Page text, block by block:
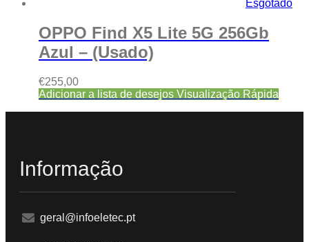
Esgotado
OPPO Find X5 Lite 5G 256Gb
Azul – (Usado)
€255,00
Adicionar a lista de desejos Visualização Rápida
Informação
geral@infoeletec.pt